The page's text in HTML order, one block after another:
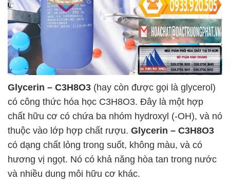
Glycerin – C3H8O3 (hay còn được gọi là glycerol)
có công thức hóa học C3H8O3. Đây là một hợp
chất hữu cơ có chứa ba nhóm hydroxyl (-OH), và nó
thuộc vào lớp hợp chất rượu. Glycerin – C3H8O3
có dạng chất lỏng trong suốt, không màu, và có
hương vị ngọt. Nó có khả năng hòa tan trong nước
và nhiều dung môi hữu cơ khác.